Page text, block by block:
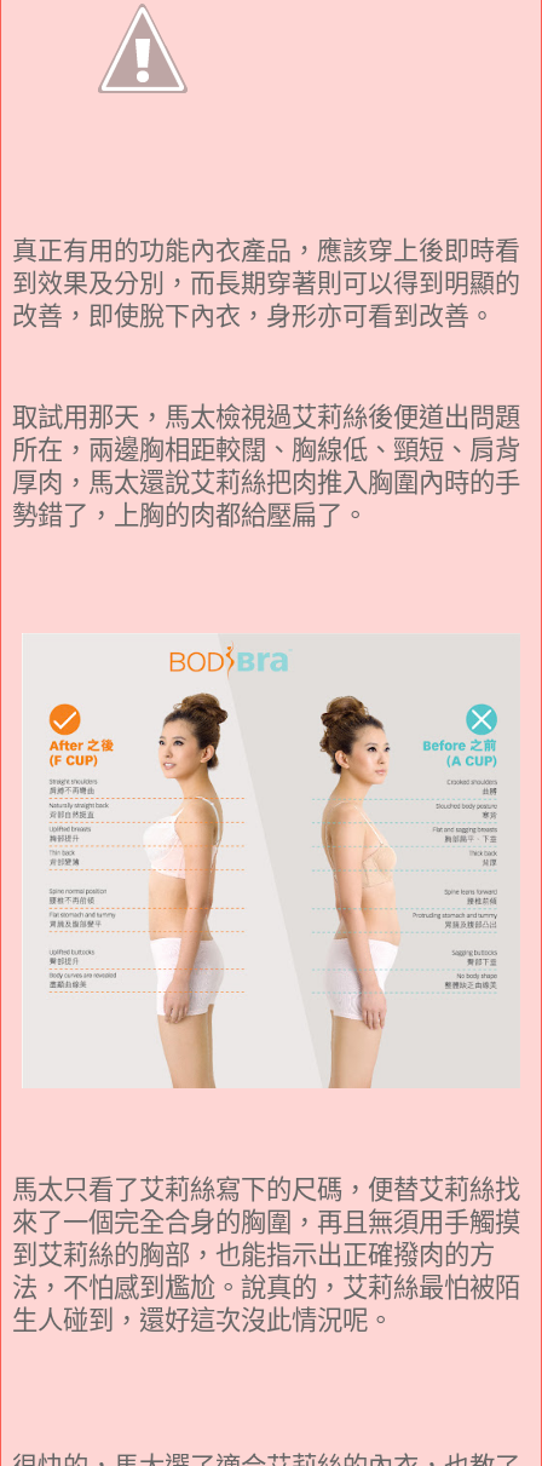
真正有用的功能內衣產品，應該穿上後即時看
到效果及分別，而長期穿著則可以得到明顯的
改善，即使脫下內衣，身形亦可看到改善。
取試用那天，馬太檢視過艾莉絲後便道出問題
所在，兩邊胸相距較闊、胸線低、頸短、肩背
厚肉，馬太還說艾莉絲把肉推入胸圍內時的手
勢錯了，上胸的肉都給壓扁了。
馬太只看了艾莉絲寫下的尺碼，便替艾莉絲找
來了一個完全合身的胸圍，再且無須用手觸摸
到艾莉絲的胸部，也能指示出正確撥肉的方
法，不怕感到尷尬。說真的，艾莉絲最怕被陌
生人碰到，還好這次沒此情況呢。